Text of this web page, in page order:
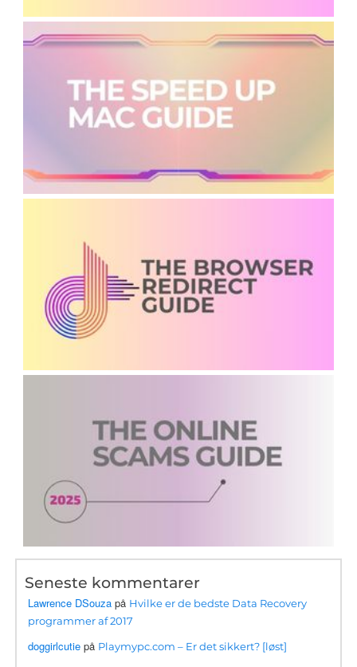
Seneste kommentarer
Lawrence DSouza på Hvilke er de bedste Data Recovery
programmer af 2017
doggirlcutie på Playmypc.com – Er det sikkert? [løst]